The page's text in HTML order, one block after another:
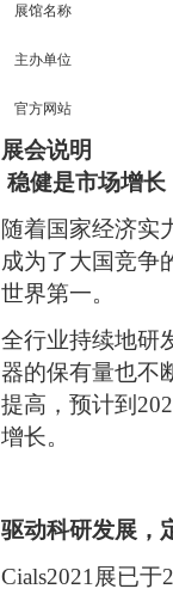
展馆名称
主办单位
官方网站
展会说明
稳健是市场增长
随着国家经济实
成为了大国竞争
世界第一。
全行业持续地研
器的保有量也不
提高，预计到
增长。
驱动科研发展，
Cials2021展已